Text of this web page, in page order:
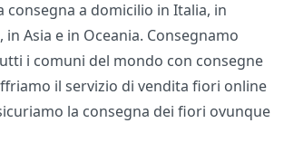
consegna a domicilio in Italia, in
in Asia e in Oceania. Consegnamo
i comuni del mondo con consegne
il servizio di vendita fiori online
la consegna dei fiori ovunque